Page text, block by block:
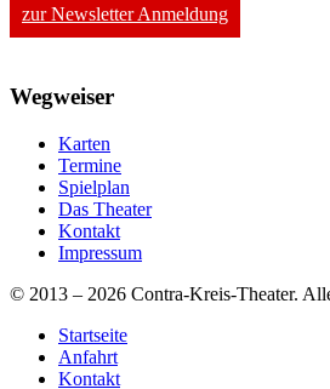
zur Newsletter Anmeldung
Wegweiser
Karten
Termine
Spielplan
Das Theater
Kontakt
Impressum
© 2013 – 2026 Contra-Kreis-Theater.
Startseite
Anfahrt
Kontakt